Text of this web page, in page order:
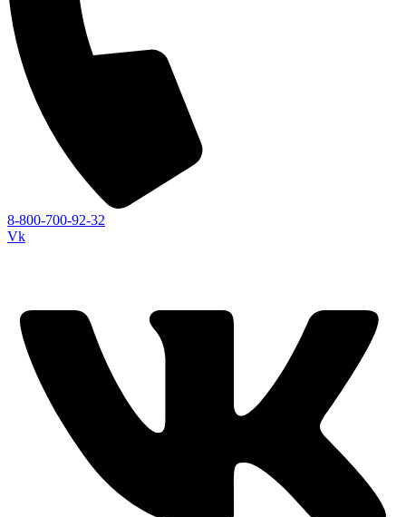
8-800-700-92-32
Vk